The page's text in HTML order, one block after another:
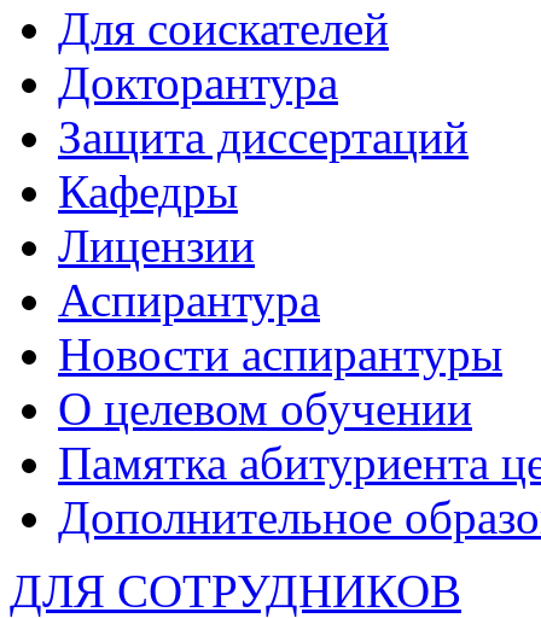
Для соискателей
Докторантура
Защита диссертаций
Кафедры
Лицензии
Аспирантура
Новости аспирантуры
О целевом обучении
Памятка абитуриента
Дополнительное
ДЛЯ СОТРУДНИКОВ